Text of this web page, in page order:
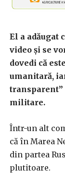
El a adăugat
video şi se
dovedi că
umanitară,
militare.
Într-un alt
că în Marea
din partea
plutitoare.